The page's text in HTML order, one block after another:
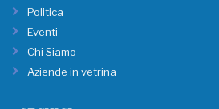
Politica
Eventi
Chi Siamo
Aziende in vetrina